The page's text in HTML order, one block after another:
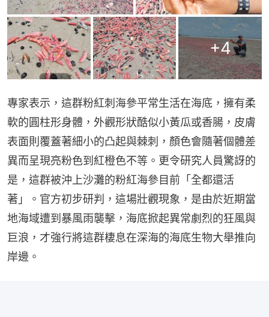
+4
專家表示，這群粉紅刺海參平常生活在海底，擁有柔
軟的圓柱形身體，外觀形狀酷似小黃瓜或香腸，皮膚
表面則覆蓋著細小的凸起與棘刺，顏色會隨著個體差
異而呈現亮粉色到紅橙色不等。更令研究人員驚訝的
是，這群被沖上沙灘的粉紅海參目前「全都還活
著」。官方初步研判，這場壯觀現象，是由於近期當
地海域遭到暴風雨襲擊，海底掀起異常劇烈的狂風與
巨浪，才強行將這群棲息在深海的海底生物大舉推向
岸邊。